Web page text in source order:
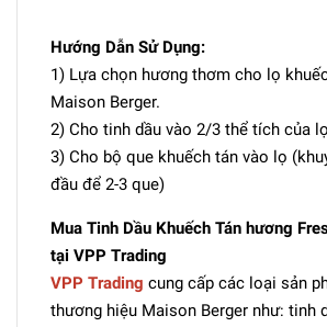
Hướng Dẫn Sử Dụng:
1) Lựa chọn hương thơm cho lọ
Maison Berger.
2) Cho tinh dầu vào 2/3 thể tích của
3) Cho bộ que khuếch tán vào lọ
đầu để 2-3 que)
Mua Tinh Dầu Khuếch Tán hương
tại VPP Trading
VPP Trading cung cấp các loại sản
thương hiệu Maison Berger như: tinh